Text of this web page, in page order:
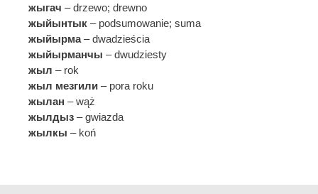
жыгач – drzewo; drewno
жыйынтык – podsumowanie; suma
жыйырма– dwadzieścia
жыйырманчы – dwudziesty
жыл – rok
жыл мезгили – pora roku
жылан – wąż
жылдыз – gwiazda
жылкы – koń